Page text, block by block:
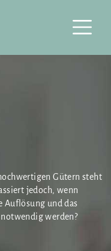
Gütern steht
jedoch, wenn
und das
werden?